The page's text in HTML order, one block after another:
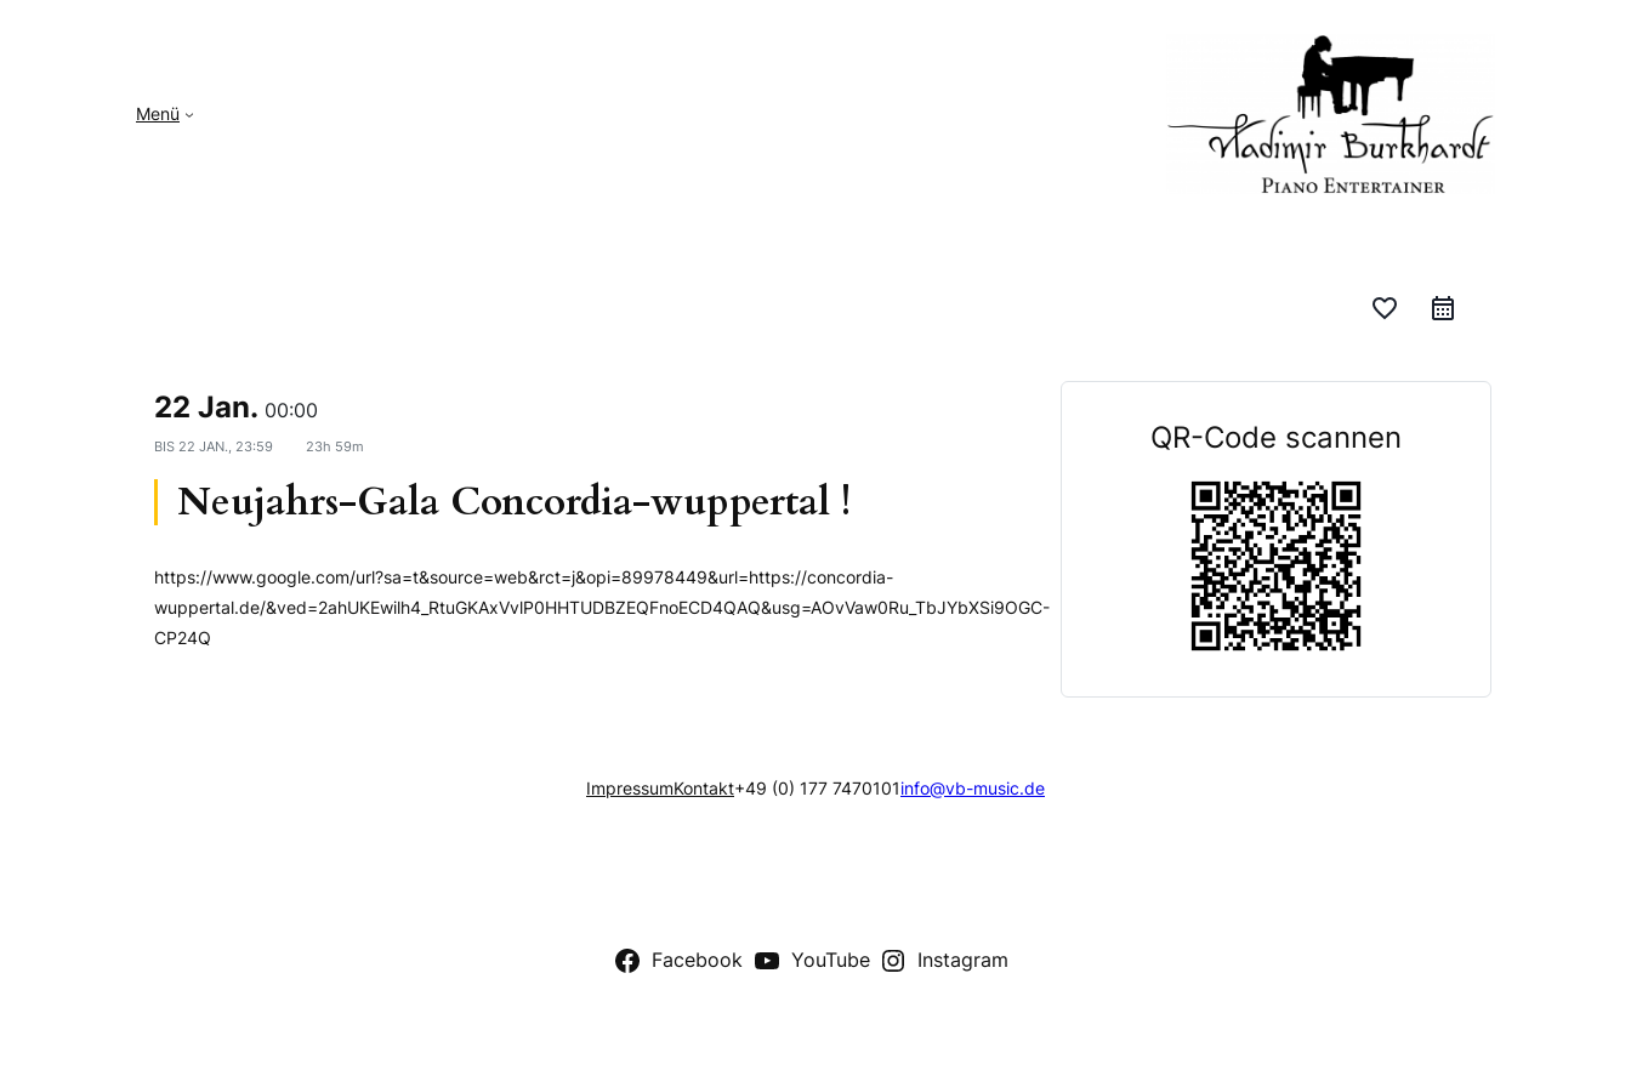
Menü
favorite_border
22 Jan. 00:00
BIS 22 JAN., 23:59 23h 59m
Neujahrs-Gala Concordia-wuppertal !
https://www.google.com/url?sa=t&source=web&rct=j&opi=89978449&url=https://concordia-
wuppertal.de/&ved=2ahUKEwilh4_RtuGKAxVvlP0HHTUDBZEQFnoECD4QAQ&usg=AOvVaw0Ru_TbJYbXSi9OGC-
CP24Q
QR-Code scannen
ImpressumKontakt+49 (0) 177 7470101info@vb-music.de
Facebook YouTube Instagram